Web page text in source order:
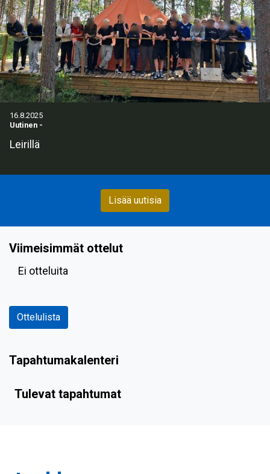
16.8.2025
Uutinen -
Leirillä
Lisää uutisia
Viimeisimmät ottelut
Ei otteluita
Ottelulista
Tapahtumakalenteri
Tulevat tapahtumat